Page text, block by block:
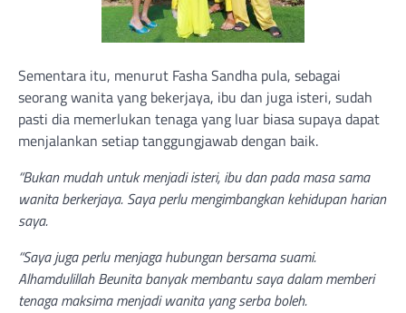
Sementara itu, menurut Fasha Sandha pula, sebagai
seorang wanita yang bekerjaya, ibu dan juga isteri, sudah
pasti dia memerlukan tenaga yang luar biasa supaya dapat
menjalankan setiap tanggungjawab dengan baik.
“Bukan mudah untuk menjadi isteri, ibu dan pada masa sama
wanita berkerjaya. Saya perlu mengimbangkan kehidupan harian
saya.
“Saya juga perlu menjaga hubungan bersama suami.
Alhamdulillah Beunita banyak membantu saya dalam memberi
tenaga maksima menjadi wanita yang serba boleh.